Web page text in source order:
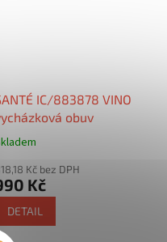
IC/883878 VINO
obuv
Kč bez DPH
Kč
DETAIL